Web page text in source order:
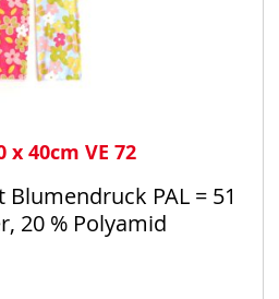
40cm VE 72
PAL = 51
20 % Polyamid